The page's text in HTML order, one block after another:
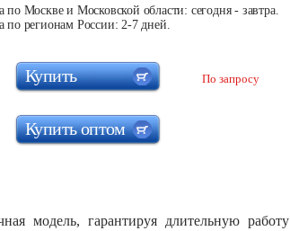
по Москве и Московской области: сегодня - завтра.
по регионам России: 2-7 дней.
По запросу
Купить
Купить оптом
модель, гарантируя длительную работу